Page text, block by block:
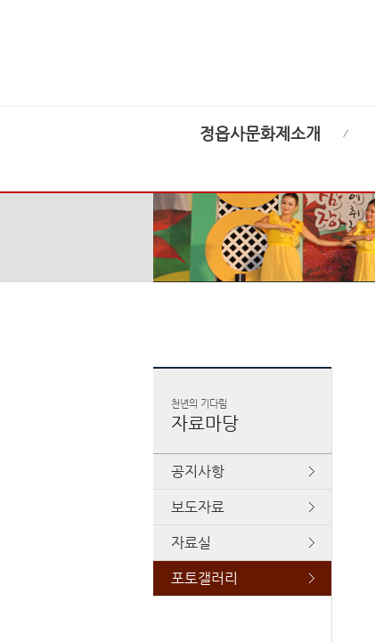
정읍사문화제소개
천년의 기다림
자료마당
공지사항
보도자료
자료실
포토갤러리